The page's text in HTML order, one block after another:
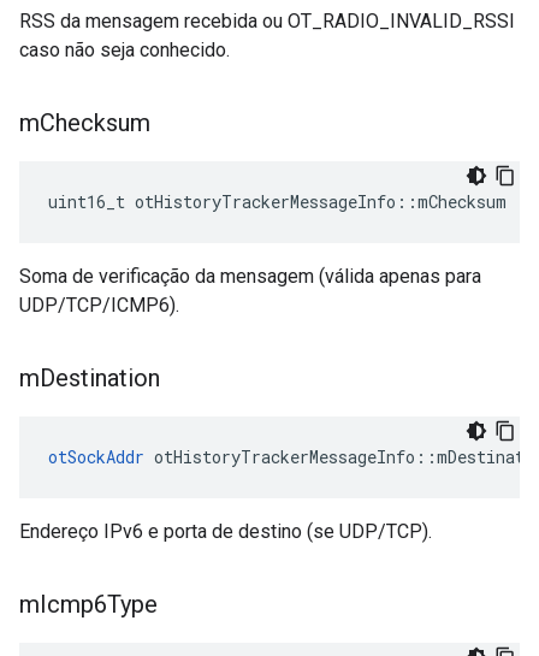
RSS da mensagem recebida ou OT_RADIO_INVALID_RSSI
caso não seja conhecido.
mChecksum
uint16_t otHistoryTrackerMessageInfo ::mChecksum
Soma de verificação da mensagem (válida apenas para
UDP/TCP/ICMP6).
mDestination
otSockAddr otHistoryTrackerMessageInfo ::
Endereço IPv6 e porta de destino (se UDP/TCP).
mIcmp6Type